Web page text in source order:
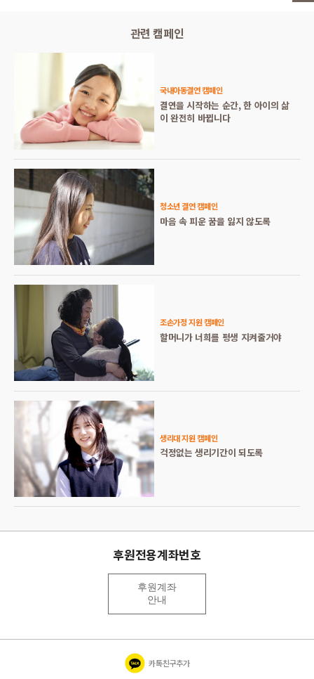
관련 캠페인
국내아동결연 캠페인
결연을 시작하는 순간, 한 아이의 삶
이 완전히 바뀝니다
청소년 결연 캠페인
마음 속 피운 꿈을 잃지 않도록
조손가정 지원 캠페인
할머니가 너희를 평생 지켜줄거야
생리대 지원 캠페인
걱정없는 생리기간이 되도록
후원전용계좌번호
후원계좌
안내
카톡친구추가